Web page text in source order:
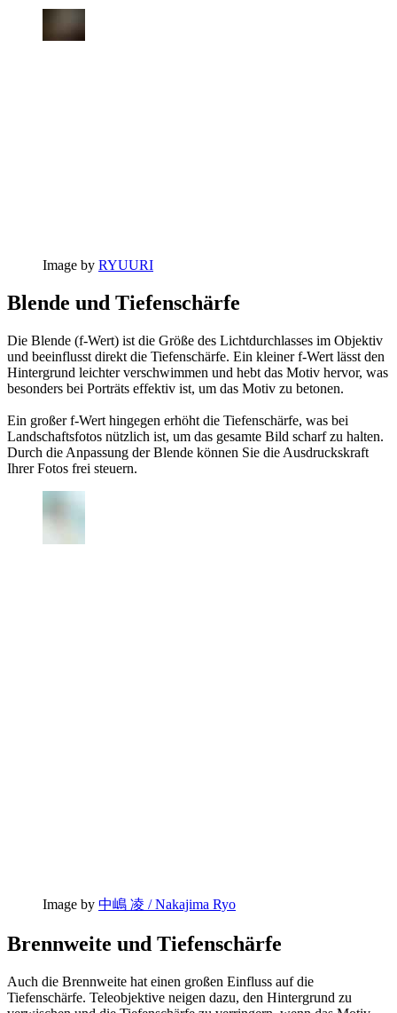
Image by RYUURI
Blende und Tiefenschärfe
Die Blende (f-Wert) ist die Größe des Lichtdurchlasses im Objektiv
und beeinflusst direkt die Tiefenschärfe. Ein kleiner f-Wert lässt den
Hintergrund leichter verschwimmen und hebt das Motiv hervor, was
besonders bei Porträts effektiv ist, um das Motiv zu betonen.
Ein großer f-Wert hingegen erhöht die Tiefenschärfe, was bei
Landschaftsfotos nützlich ist, um das gesamte Bild scharf zu halten.
Durch die Anpassung der Blende können Sie die Ausdruckskraft
Ihrer Fotos frei steuern.
Image by 中嶋 凌 / Nakajima Ryo
Brennweite und Tiefenschärfe
Auch die Brennweite hat einen großen Einfluss auf die
Tiefenschärfe. Teleobjektive neigen dazu, den Hintergrund zu